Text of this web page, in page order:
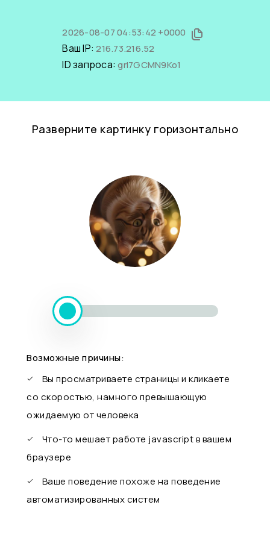
2026-08-07 04:53:42 +0000
Ваш IP:216.73.216.52
ID запроса:grI7GCMN9Ko1
Разверните картинку горизонтально
Возможные причины:
Вы просматриваете страницы и кликаете
со скоростью, намного превышающую
ожидаемую от человека
Что-то мешает работе javascript в вашем
браузере
Ваше поведение похоже на поведение
автоматизированных систем